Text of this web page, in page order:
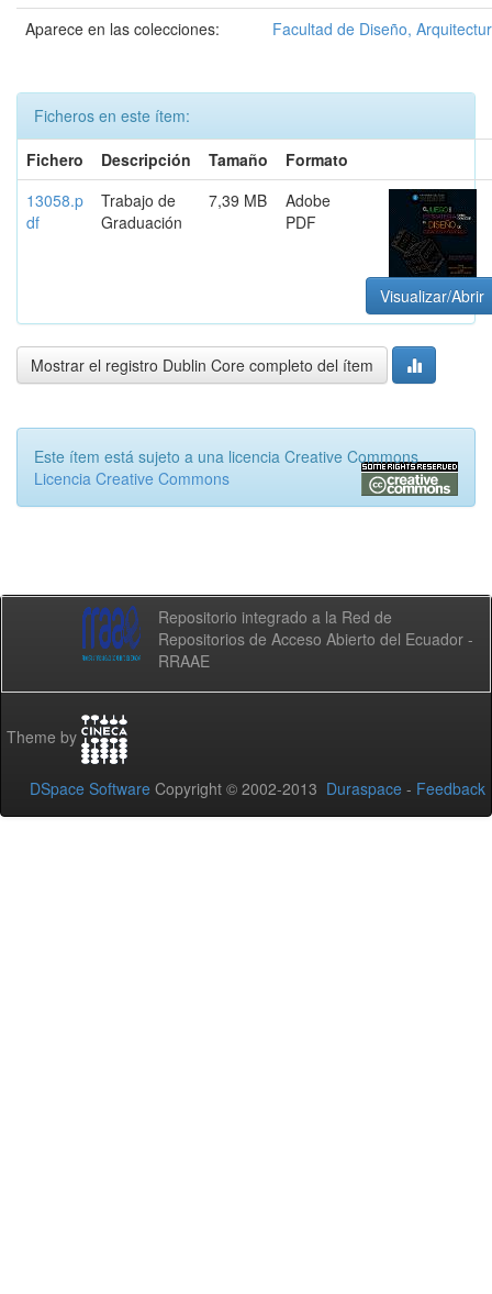
Aparece en las colecciones:
Facultad de Diseño,
Ficheros en este ítem:
Fichero
Descripción Tamaño
Formato
13058.p
df
Trabajo de
Graduación
7,39 MB
Adobe
PDF
Visualizar/Abrir
Mostrar el registro Dublin Core completo del ítem
Este ítem está sujeto a una licencia Creative Commons
Licencia Creative Commons
Repositorio integrado a la Red de
Repositorios de Acceso Abierto del Ecuador -
RRAAE
Theme by
DSpace Software Copyright © 2002-2013 Duraspace - Feedback